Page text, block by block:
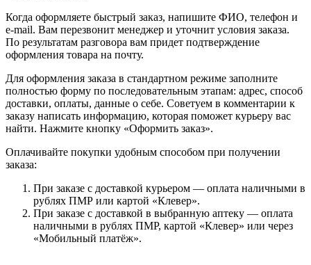
Когда оформляете быстрый заказ, напишите ФИО, телефон и
e-mail. Вам перезвонит менеджер и уточнит условия заказа.
По результатам разговора вам придет подтверждение
оформления товара на почту.
Для оформления заказа в стандартном режиме заполните
полностью форму по последовательным этапам: адрес, способ
доставки, оплаты, данные о себе. Советуем в комментарии к
заказу написать информацию, которая поможет курьеру вас
найти. Нажмите кнопку «Оформить заказ».
Оплачивайте покупки удобным способом при получении
заказа:
При заказе с доставкой курьером — оплата наличными в
рублях ПМР или картой «Клевер».
При заказе с доставкой в выбранную аптеку — оплата
наличными в рублях ПМР, картой «Клевер» или через
«Мобильный платёж».